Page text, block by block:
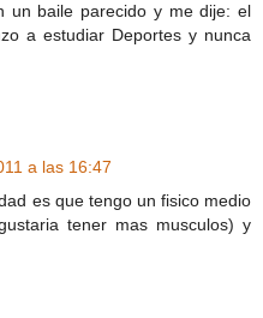
un baile parecido y me dije: el
a estudiar Deportes y nunca
a las 16:47
es que tengo un fisico medio
tener mas musculos) y